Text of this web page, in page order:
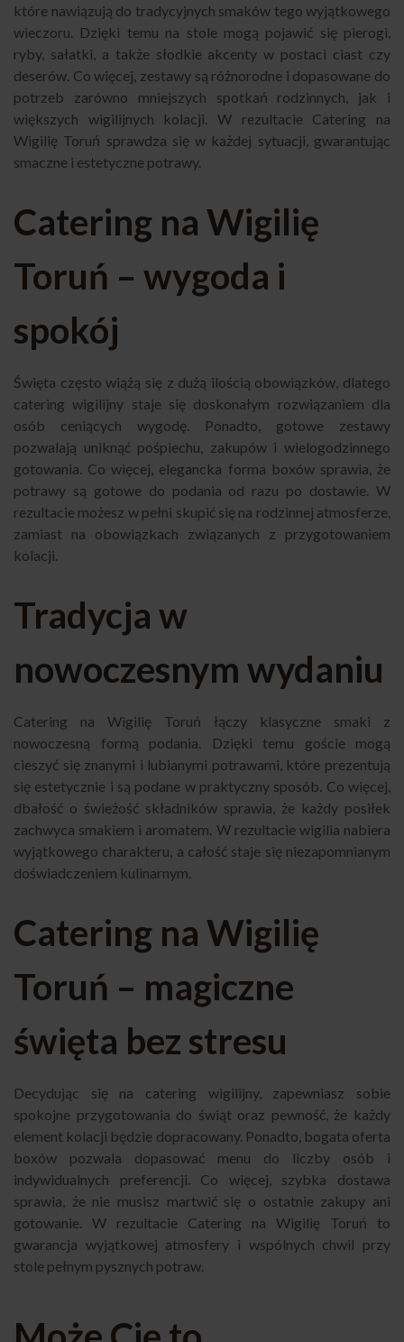
które nawiązują do tradycyjnych smaków tego wyjątkowego
wieczoru. Dzięki temu na stole mogą pojawić się pierogi,
ryby, sałatki, a także słodkie akcenty w postaci ciast czy
deserów. Co więcej, zestawy są różnorodne i dopasowane do
potrzeb zarówno mniejszych spotkań rodzinnych, jak i
większych wigilijnych kolacji. W rezultacie Catering na
Wigilię Toruń sprawdza się w każdej sytuacji, gwarantując
smaczne i estetyczne potrawy.
Catering na Wigilię
Toruń – wygoda i
spokój
Święta często wiążą się z dużą ilością obowiązków, dlatego
catering wigilijny staje się doskonałym rozwiązaniem dla
osób ceniących wygodę. Ponadto, gotowe zestawy
pozwalają uniknąć pośpiechu, zakupów i wielogodzinnego
gotowania. Co więcej, elegancka forma boxów sprawia, że
potrawy są gotowe do podania od razu po dostawie. W
rezultacie możesz w pełni skupić się na rodzinnej atmosferze,
zamiast na obowiązkach związanych z przygotowaniem
kolacji.
Tradycja w
nowoczesnym wydaniu
Catering na Wigilię Toruń łączy klasyczne smaki z
nowoczesną formą podania. Dzięki temu goście mogą
cieszyć się znanymi i lubianymi potrawami, które prezentują
się estetycznie i są podane w praktyczny sposób. Co więcej,
dbałość o świeżość składników sprawia, że każdy posiłek
zachwyca smakiem i aromatem. W rezultacie wigilia nabiera
wyjątkowego charakteru, a całość staje się niezapomnianym
doświadczeniem kulinarnym.
Catering na Wigilię
Toruń – magiczne
święta bez stresu
Decydując się na catering wigilijny, zapewniasz sobie
spokojne przygotowania do świąt oraz pewność, że każdy
element kolacji będzie dopracowany. Ponadto, bogata oferta
boxów pozwala dopasować menu do liczby osób i
indywidualnych preferencji. Co więcej, szybka dostawa
sprawia, że nie musisz martwić się o ostatnie zakupy ani
gotowanie. W rezultacie Catering na Wigilię Toruń to
gwarancja wyjątkowej atmosfery i wspólnych chwil przy
stole pełnym pysznych potraw.